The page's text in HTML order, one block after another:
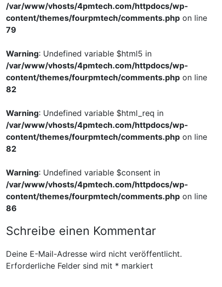
/var/www/vhosts/4pmtech.com/httpdocs/wp-
content/themes/fourpmtech/comments.php on line
79
Warning: Undefined variable $html5 in
/var/www/vhosts/4pmtech.com/httpdocs/wp-
content/themes/fourpmtech/comments.php on line
82
Warning: Undefined variable $html_req in
/var/www/vhosts/4pmtech.com/httpdocs/wp-
content/themes/fourpmtech/comments.php on line
82
Warning: Undefined variable $consent in
/var/www/vhosts/4pmtech.com/httpdocs/wp-
content/themes/fourpmtech/comments.php on line
86
Schreibe einen Kommentar
Deine E-Mail-Adresse wird nicht veröffentlicht.
Erforderliche Felder sind mit * markiert